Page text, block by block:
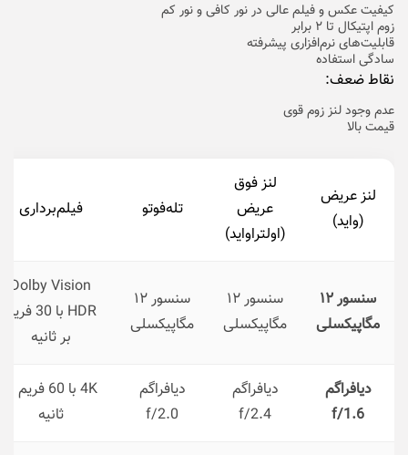
کیفیت عکس و فیلم عالی در نور کافی و نور کم
زوم اپتیکال تا ۲ برابر
قابلیت‌های نرم‌افزاری پیشرفته
سادگی استفاده
نقاط ضعف:
عدم وجود لنز زوم قوی‌
قیمت بالا
لنز عریض
(واید)
لنز فوق
عریض
(اولتراواید)
تله‌فوتو فیلم‌برداری
سنسور ۱۲
مگاپیکسلی
سنسور ۱۲
مگاپیکسلی
سنسور ۱۲
مگاپیکسلی
Dolby Vision
HDR با 30 فریم
بر ثانیه
دیافراگم
f/1.6
دیافراگم
f/2.4
دیافراگم
f/2.0
4K با 60 فریم بر
ثانیه